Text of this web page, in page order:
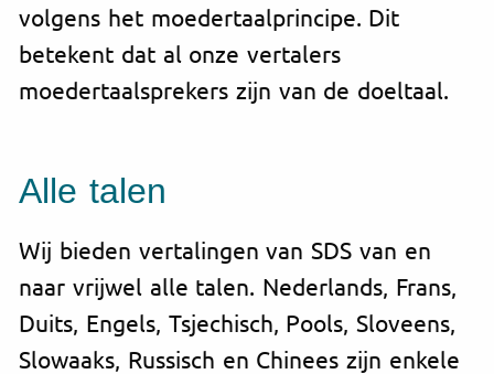
volgens het moedertaalprincipe. Dit
betekent dat al onze vertalers
moedertaalsprekers zijn van de doeltaal.
Alle talen
Wij bieden vertalingen van SDS van en
naar vrijwel alle talen. Nederlands, Frans,
Duits, Engels, Tsjechisch, Pools, Sloveens,
Slowaaks, Russisch en Chinees zijn enkele